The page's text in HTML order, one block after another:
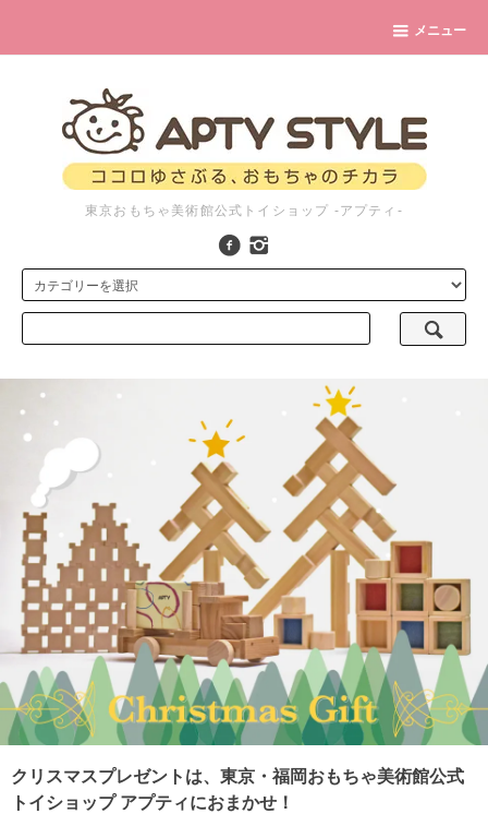
メニュー
東京おもちゃ美術館公式トイショップ -アプティ-
クリスマスプレゼントは、東京・福岡おもちゃ美術館公式
トイショップ アプティにおまかせ！